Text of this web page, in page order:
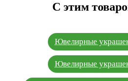
С этим
Ювелирные
Ювелирные